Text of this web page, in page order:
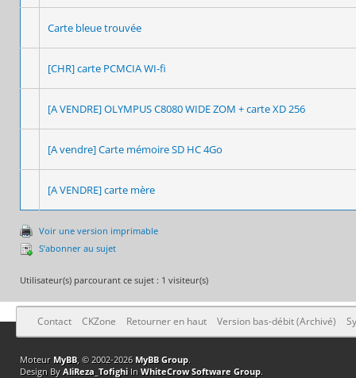
Carte bleue trouvée
[CHR] carte PCMCIA WI-fi
[A VENDRE] OLYMPUS C8080 WIDE ZOM + carte XD 256
[A vendre] Carte mémoire SD HC 4Go
[A VENDRE] carte mère
Voir une version imprimable
S’abonner au sujet
Utilisateur(s) parcourant ce sujet : 1 visiteur(s)
Contact CKZone Retourner en haut Version bas-débit (Archivé)
Moteur MyBB, © 2002-2026 MyBB Group.
Design By AliReza_TofighiIn WhiteCrow Software Group.